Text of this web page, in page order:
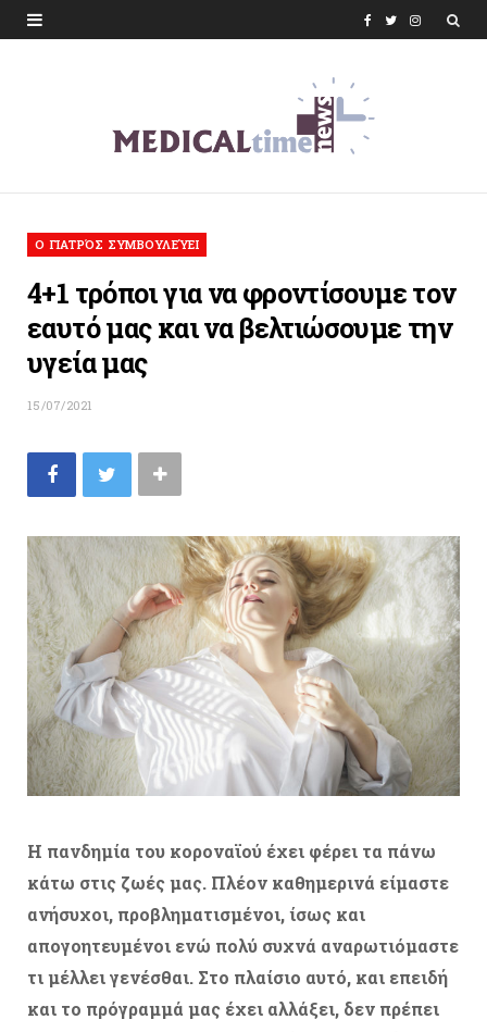
k
T I
a
O ΓΙΑΤΡΌΣ ΣΥΜΒΟΥΛΕΎΕΙ
4+1 τρόποι για να φροντίσουμε τον
εαυτό μας και να βελτιώσουμε την
υγεία μας
15/07/2021
Η πανδημία του κοροναϊού έχει φέρει τα πάνω
κάτω στις ζωές μας. Πλέον καθημερινά είμαστε
ανήσυχοι, προβληματισμένοι, ίσως και
απογοητευμένοι ενώ πολύ συχνά αναρωτιόμαστε
τι μέλλει γενέσθαι. Στο πλαίσιο αυτό, και επειδή
και το πρόγραμμά μας έχει αλλάξει, δεν πρέπει